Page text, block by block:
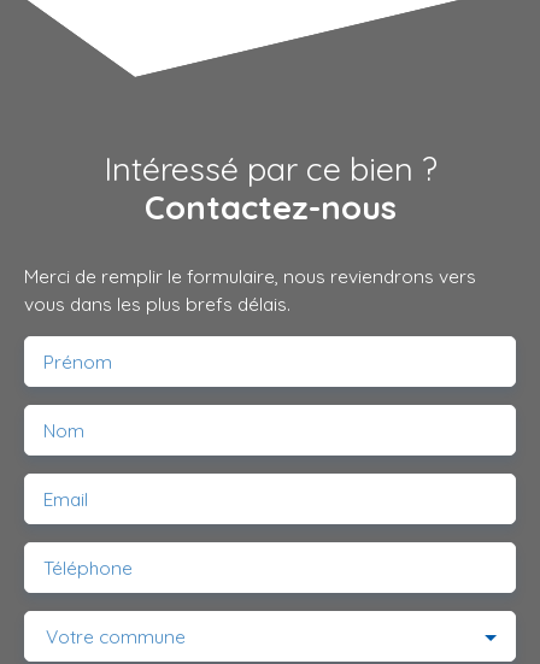
Intéressé par ce bien ?
Contactez-nous
Merci de remplir le formulaire, nous reviendrons vers
vous dans les plus brefs délais.
Prénom
Nom
Email
Téléphone
Votre commune